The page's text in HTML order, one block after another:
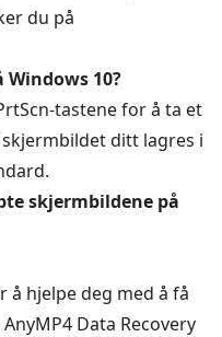
du på
10?
tastene for å ta et
ditt lagres i
skjermbildene på
hjelpe deg med å få
Data Recovery